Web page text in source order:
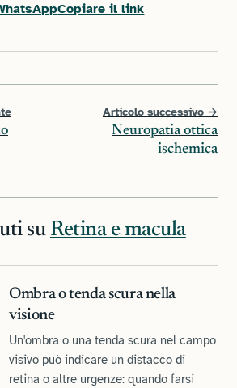
apre in una nuova scheda)
Copiare il link
Articolo successivo →
Neuropatia ottica
ischemica
su Retina e macula
Ombra o tenda scura nella
visione
Un'ombra o una tenda scura nel campo
visivo può indicare un distacco di
retina o altre urgenze: quando farsi